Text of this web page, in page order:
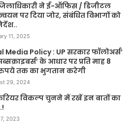
ने ई-ऑफिस / डिजीटल
पर दिया जोर, संबंधित विभागों को
11, 2025
Media Policy : UP सरकार फॉलोअर्स’
के आधार पर प्रति माह 8
तक का भुगतान करेगी
29, 2024
विकल्प चुनने में रखें इन बातों का
2023